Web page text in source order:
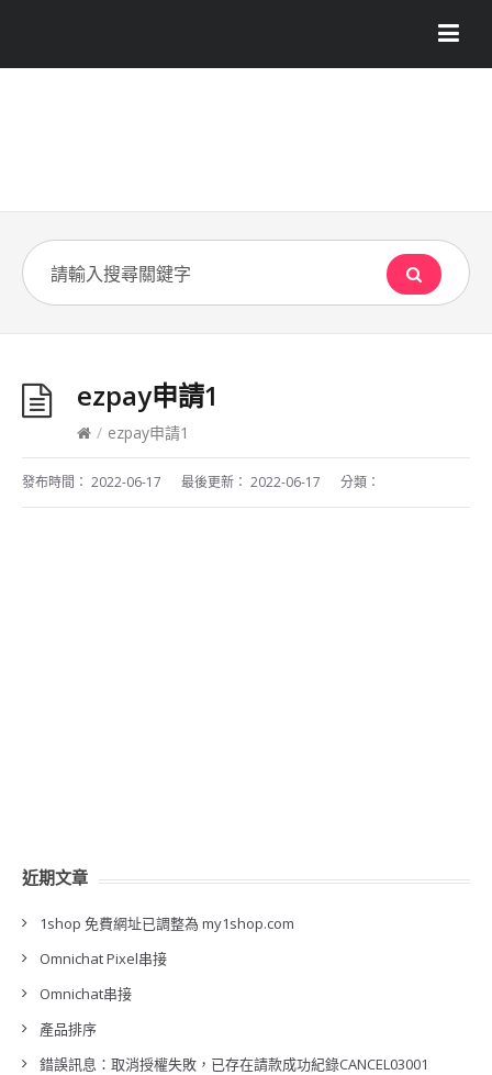
ezpay申請1
/ ezpay申請1
發布時間： 2022-06-17 最後更新： 2022-06-17 分類：
近期文章
1shop 免費網址已調整為 my1shop.com
Omnichat Pixel串接
Omnichat串接
產品排序
錯誤訊息：取消授權失敗，已存在請款成功紀錄CANCEL03001